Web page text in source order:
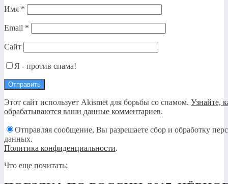
Имя *
Email *
Сайт
Я - против спама!
Этот сайт использует Akismet для борьбы со спамом. Узнайте,
обрабатываются ваши данные комментариев.
Отправляя сообщение, Вы разрешаете сбор и обработку
данных.
Политика конфиденциальности.
Что еще почитать: